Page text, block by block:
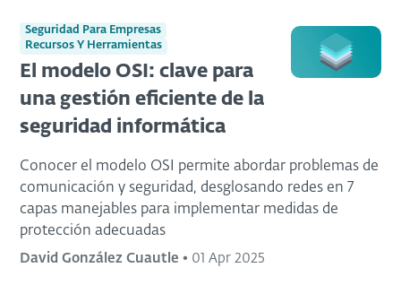
Seguridad Para Empresas
Recursos Y Herramientas
El modelo OSI: clave para
una gestión eficiente de la
seguridad informática
Conocer el modelo OSI permite abordar problemas de
comunicación y seguridad, desglosando redes en 7
capas manejables para implementar medidas de
protección adecuadas
David González Cuautle • 01 Apr 2025